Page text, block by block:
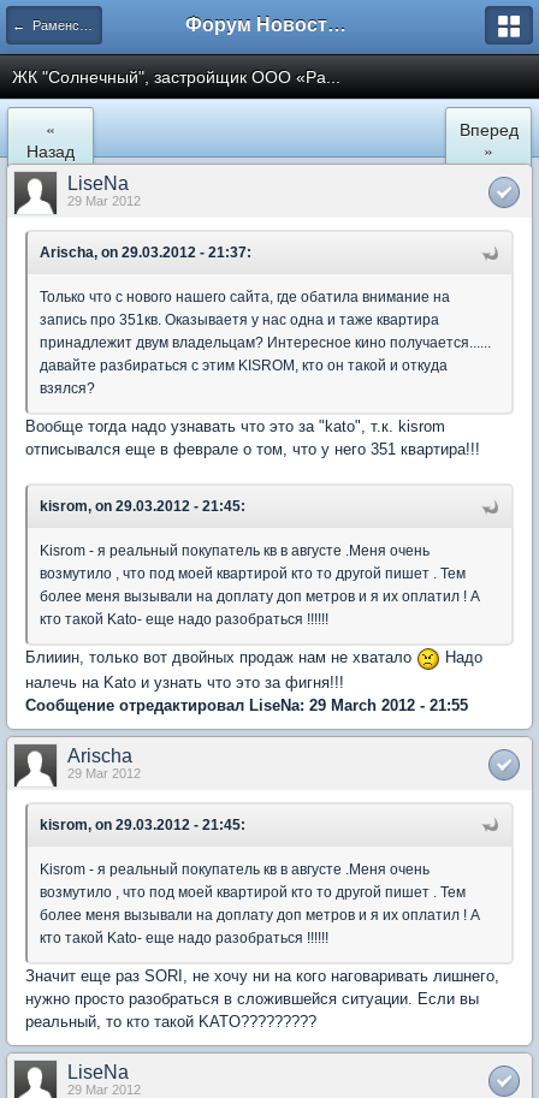
← Раменское Форум Новостройки
ЖК "Солнечный", застройщик ООО «Ра...
«
Назад
Вперед
»
LiseNa
29 Mar 2012
Arischa, on 29.03.2012 - 21:37:
Только что с нового нашего сайта, где обатила внимание на
запись про 351кв. Оказываетя у нас одна и таже квартира
принадлежит двум владельцам? Интересное кино получается......
давайте разбираться с этим KISROM, кто он такой и откуда
взялся?
Вообще тогда надо узнавать что это за "kato", т.к. kisrom
отписывался еще в феврале о том, что у него 351 квартира!!!
kisrom, on 29.03.2012 - 21:45:
Kisrom - я реальный покупатель кв в августе .Меня очень
возмутило , что под моей квартирой кто то другой пишет . Тем
более меня вызывали на доплату доп метров и я их оплатил ! А
кто такой Kato- еще надо разобраться !!!!!!
Блииин, только вот двойных продаж нам не хватало
Надо
налечь на Kato и узнать что это за фигня!!!
Сообщение отредактировал LiseNa: 29 March 2012 - 21:55
Arischa
29 Mar 2012
kisrom, on 29.03.2012 - 21:45:
Kisrom - я реальный покупатель кв в августе .Меня очень
возмутило , что под моей квартирой кто то другой пишет . Тем
более меня вызывали на доплату доп метров и я их оплатил ! А
кто такой Kato- еще надо разобраться !!!!!!
Значит еще раз SORI, не хочу ни на кого наговаривать лишнего,
нужно просто разобраться в сложившейся ситуации. Если вы
реальный, то кто такой KATO?????????
LiseNa
29 Mar 2012